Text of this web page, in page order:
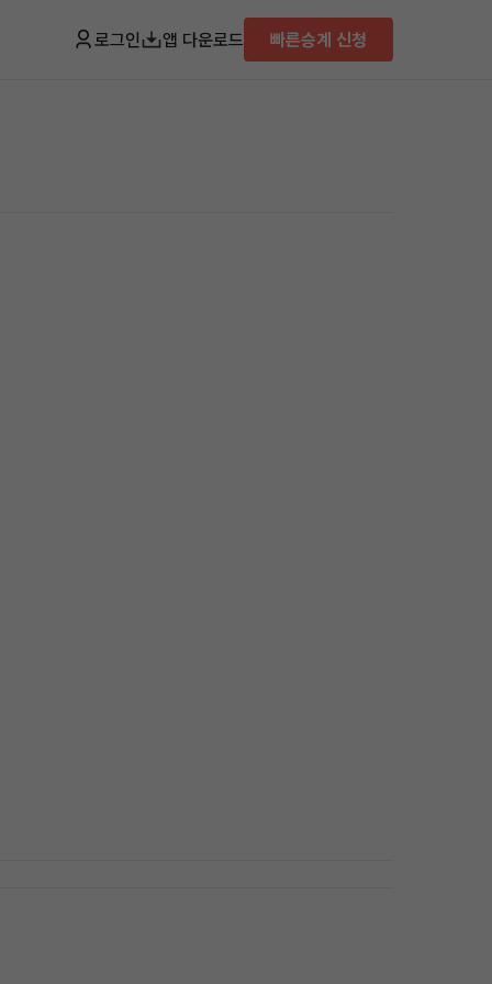
로그인 앱 다운로드 빠른승계 신청